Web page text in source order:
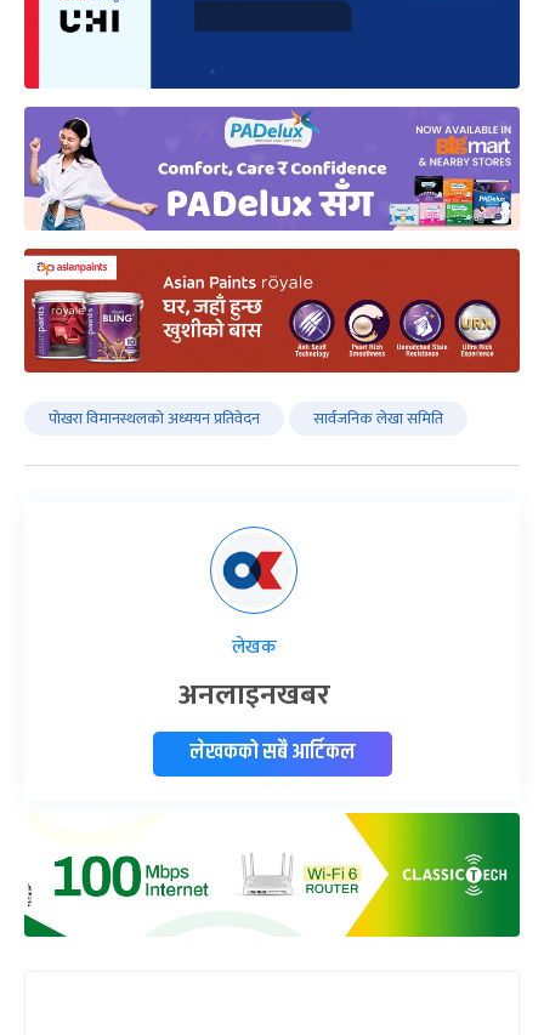
पोखरा विमानस्थलको अध्ययन प्रतिवेदन सार्वजनिक लेखा समिति
लेखक
अनलाइनखबर
लेखकको सबै आर्टिकल